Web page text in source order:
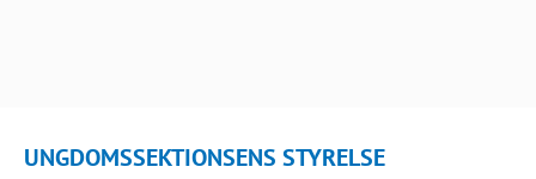
UNGDOMSSEKTIONSENS STYRELSE